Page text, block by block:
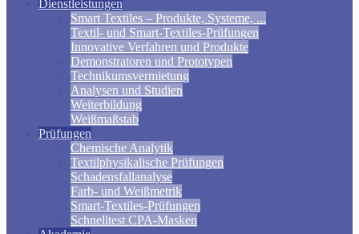
Dienstleistungen
Smart Textiles – Produkte, Systeme, ...
Textil- und Smart-Textiles-Prüfungen
Innovative Verfahren und Produkte
Demonstratoren und Prototypen
Technikumsvermietung
Analysen und Studien
Weiterbildung
Weißmaßstab
Prüfungen
Chemische Analytik
Textilphysikalische Prüfungen
Schadensfallanalyse
Farb- und Weißmetrik
Smart-Textiles-Prüfungen
Schnelltest CPA-Masken